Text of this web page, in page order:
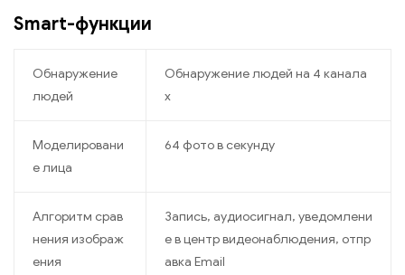
Smart-функции
Обнаружение
людей
Обнаружение людей на 4 канала
х
Моделировани
е лица
64 фото в секунду
Алгоритм срав
нения изображ
ения
Запись, аудиосигнал, уведомлени
е в центр видеонаблюдения, отпр
авка Email